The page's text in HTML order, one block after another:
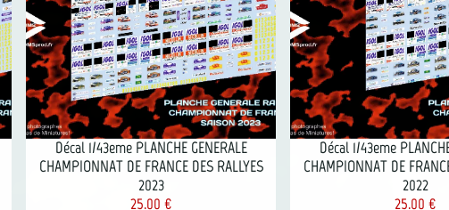
Décal 1/43eme PLANCHE GENERALE
CHAMPIONNAT DE FRANCE DES RALLYES
2023
25.00 €
Décal 1/43eme
CHAMPIONNAT DE
2022
25.00 €